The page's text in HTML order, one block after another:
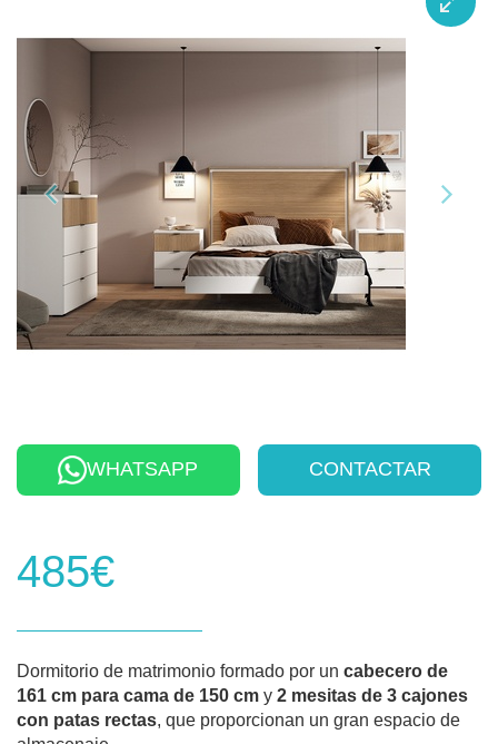
WHATSAPP CONTACTAR
485€
Dormitorio de matrimonio formado por un cabecero de
161 cm para cama de 150 cm y 2 mesitas de 3 cajones
con patas rectas, que proporcionan un gran espacio de